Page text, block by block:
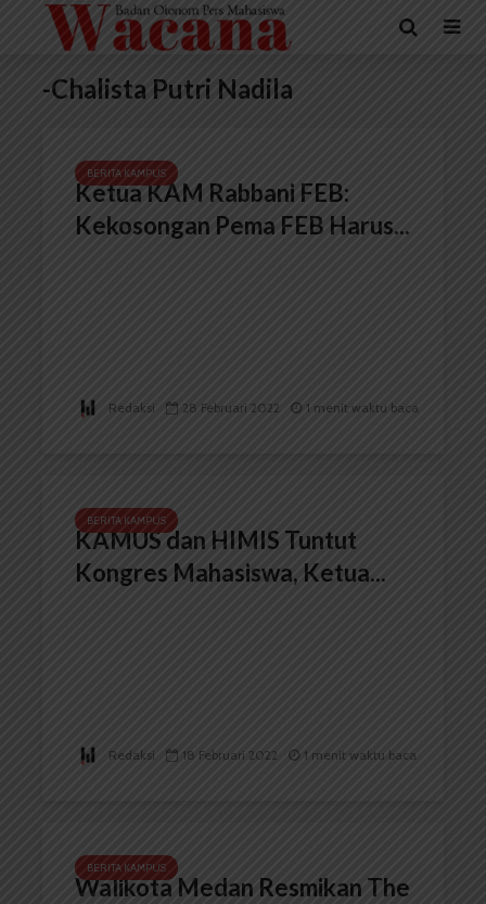
-Chalista Putri Nadila
BERITA KAMPUS
Ketua KAM Rabbani FEB:
Kekosongan Pema FEB Harus...
Redaksi 28 Februari 2022 1 menit waktu baca
BERITA KAMPUS
KAMUS dan HIMIS Tuntut
Kongres Mahasiswa, Ketua...
Redaksi 18 Februari 2022 1 menit waktu baca
BERITA KAMPUS
Walikota Medan Resmikan The